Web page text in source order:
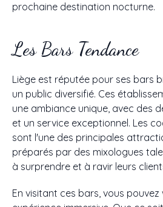
prochaine destination nocturne.
Les Bars Tendance
Liège est réputée pour ses bars
un public diversifié. Ces
une ambiance unique, avec des
et un service exceptionnel. Les
sont l'une des principales
préparés par des mixologues
à surprendre et à ravir leurs
En visitant ces bars, vous